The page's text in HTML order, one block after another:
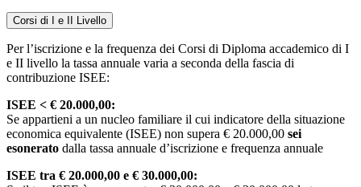
Corsi di I e II Livello
Per l’iscrizione e la frequenza dei Corsi di Diploma accademico di I
e II livello la tassa annuale varia a seconda della fascia di
contribuzione ISEE:
ISEE < € 20.000,00:
Se appartieni a un nucleo familiare il cui indicatore della situazione
economica equivalente (ISEE) non supera € 20.000,00 sei
esonerato dalla tassa annuale d’iscrizione e frequenza annuale
ISEE tra € 20.000,00 e € 30.000,00: